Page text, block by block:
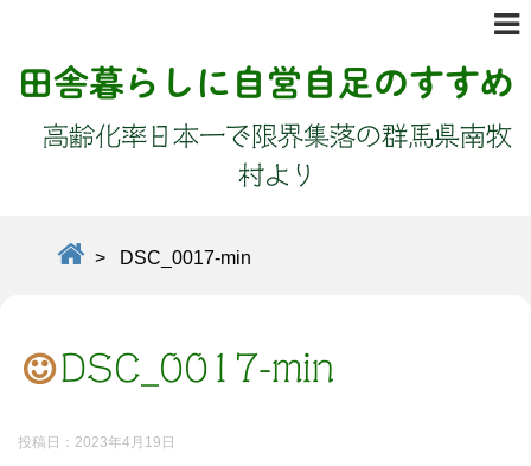
田舎暮らしに自営自足のすすめ
高齢化率日本一で限界集落の群馬県南牧
村より
> DSC_0017-min
DSC_0017-min
投稿日： 2023年4月19日